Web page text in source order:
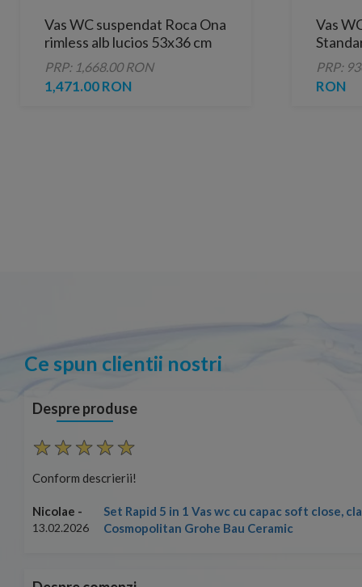
Vas WC suspendat Roca Ona
rimless alb lucios 53x36 cm
Supraglaze
PRP: 1,668.00 RON
1,471.00 RON
Vas
alb
PRP:
RON
Ce spun clientii nostri
Despre produse
Conform descrierii!
Nicolae -
13.02.2026
Set Rapid 5 in 1 Vas wc cu capac soft close,
Cosmopolitan Grohe Bau Ceramic